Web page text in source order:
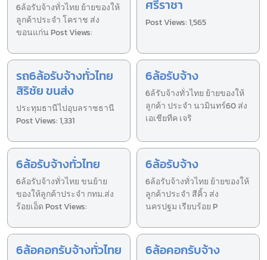
6ล้อรับจ้างทั่วไทย ย้ายของให้
ลูกค้าประจำ โคราช ส่ง
ขอนแก่น Post Views:
ศรีราชา
Post Views: 1,565
รถ6ล้อรับจ้างทั่วไทย
สิริชัย ขนส่ง
ประทุมธานีไปอุบลราชธานี
Post Views: 1,331
6ล้อรับจ้าง
6ล้รับจ้างทั่วไทย ย้ายของให้
ลูกค้า ประจำ นวมินทร์60 ส่ง
เอเชียทีค เจริ
6ล้อรับจ้างทั่วไทย
6ล้อรับจ้างทั่วไทย ขนย้าย
ของให้ลูกค้าประจำ กทม.ส่ง
ร้อยเอ็ด Post Views:
6ล้อรับจ้าง
6ล้อรับจ้างทั่วไทย ย้ายของให้
ลูกค้าประจำ สีคิ้ว ส่ง
นครปฐม เรียบร้อย P
6ล้อคอกรับจ้างทั่วไทย 6ล้อคอกรับจ้าง